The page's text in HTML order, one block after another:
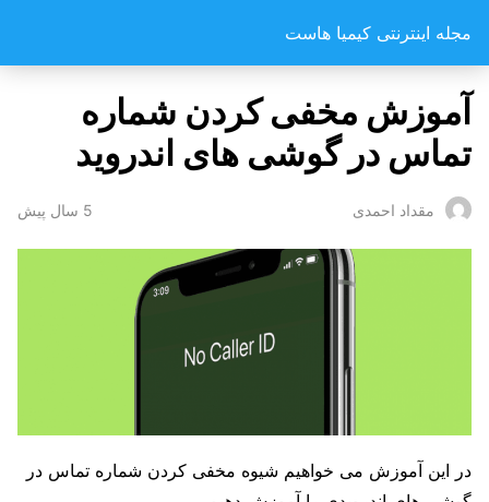
مجله اینترنتی کیمیا هاست
آموزش مخفی‌ کردن شماره
تماس در گوشی های اندروید
مقداد احمدی 5 سال پیش
در این آموزش می خواهیم شیوه مخفی‌ کردن شماره تماس در